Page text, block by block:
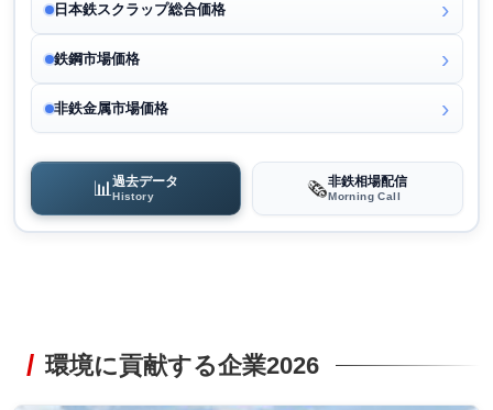
日本鉄スクラップ総合価格
鉄鋼市場価格
非鉄金属市場価格
📊過去データ
History 🗞️非鉄相場配信
Morning Call
環境に貢献する企業2026